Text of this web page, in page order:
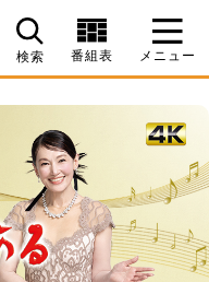
検索 番組表 メニュー